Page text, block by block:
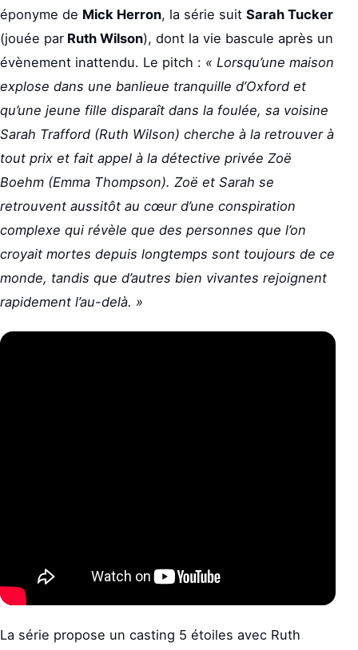
éponyme de Mick Herron, la série suit Sarah Tucker
(jouée par Ruth Wilson), dont la vie bascule après un
évènement inattendu. Le pitch : « Lorsqu’une maison
explose dans une banlieue tranquille d’Oxford et
qu’une jeune fille disparaît dans la foulée, sa voisine
Sarah Trafford (Ruth Wilson) cherche à la retrouver à
tout prix et fait appel à la détective privée Zoë
Boehm (Emma Thompson). Zoë et Sarah se
retrouvent aussitôt au cœur d’une conspiration
complexe qui révèle que des personnes que l’on
croyait mortes depuis longtemps sont toujours de ce
monde, tandis que d’autres bien vivantes rejoignent
rapidement l’au-delà. »
La série propose un casting 5 étoiles avec Ruth